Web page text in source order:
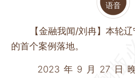
语音
【金融我闻/刘冉】本轮
的首个案例落地。
2023年9月27日晚